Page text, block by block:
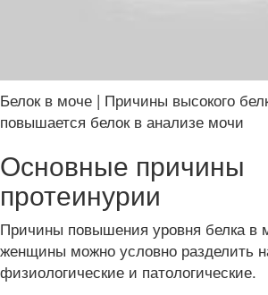
Белок в моче | Причины высокого
повышается белок в анализе мочи
Основные причины
протеинурии
Причины повышения уровня белка в
женщины можно условно разделить
физиологические и патологические.